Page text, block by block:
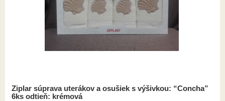
Ziplar súprava uterákov a osušiek s výšivkou: “Concha”
6ks odtieň: krémová